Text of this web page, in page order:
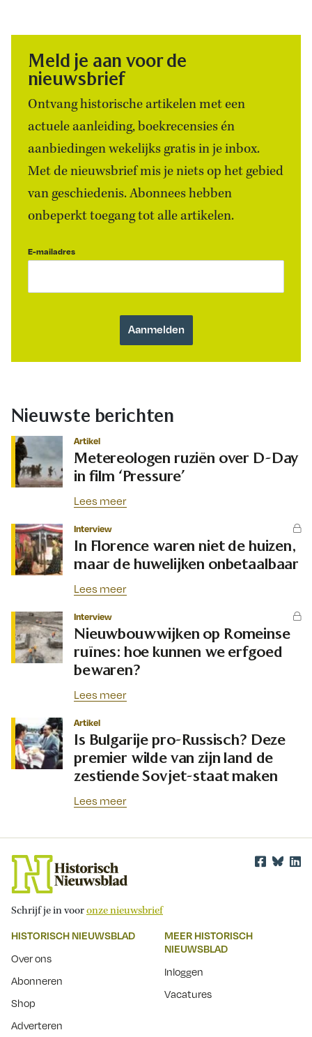
Meld je aan voor de
nieuwsbrief
Ontvang historische artikelen met een
actuele aanleiding, boekrecensies én
aanbiedingen wekelijks gratis in je inbox.
Met de nieuwsbrief mis je niets op het gebied
van geschiedenis. Abonnees hebben
onbeperkt toegang tot alle artikelen.
E-mailadres
Nieuwste berichten
Artikel
Metereologen ruziën over D-Day
in film ‘Pressure’
Lees meer
Interview
In Florence waren niet de huizen,
maar de huwelijken onbetaalbaar
Lees meer
Interview
Nieuwbouwwijken op Romeinse
ruïnes: hoe kunnen we erfgoed
bewaren?
Lees meer
Artikel
Is Bulgarije pro-Russisch? Deze
premier wilde van zijn land de
zestiende Sovjet-staat maken
Lees meer
Schrijf je in vooronze nieuwsbrief
HISTORISCH NIEUWSBLAD
Over ons
Abonneren
Shop
Adverteren
MEER HISTORISCH
NIEUWSBLAD
Inloggen
Vacatures